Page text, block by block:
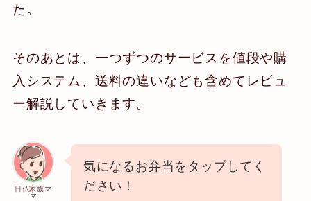
た。
そのあとは、一つずつのサービスを値段や購
入システム、送料の違いなども含めてレビュ
ー解説していきます。
日仏家族マ
マ
気になるお弁当をタップしてく
ださい！